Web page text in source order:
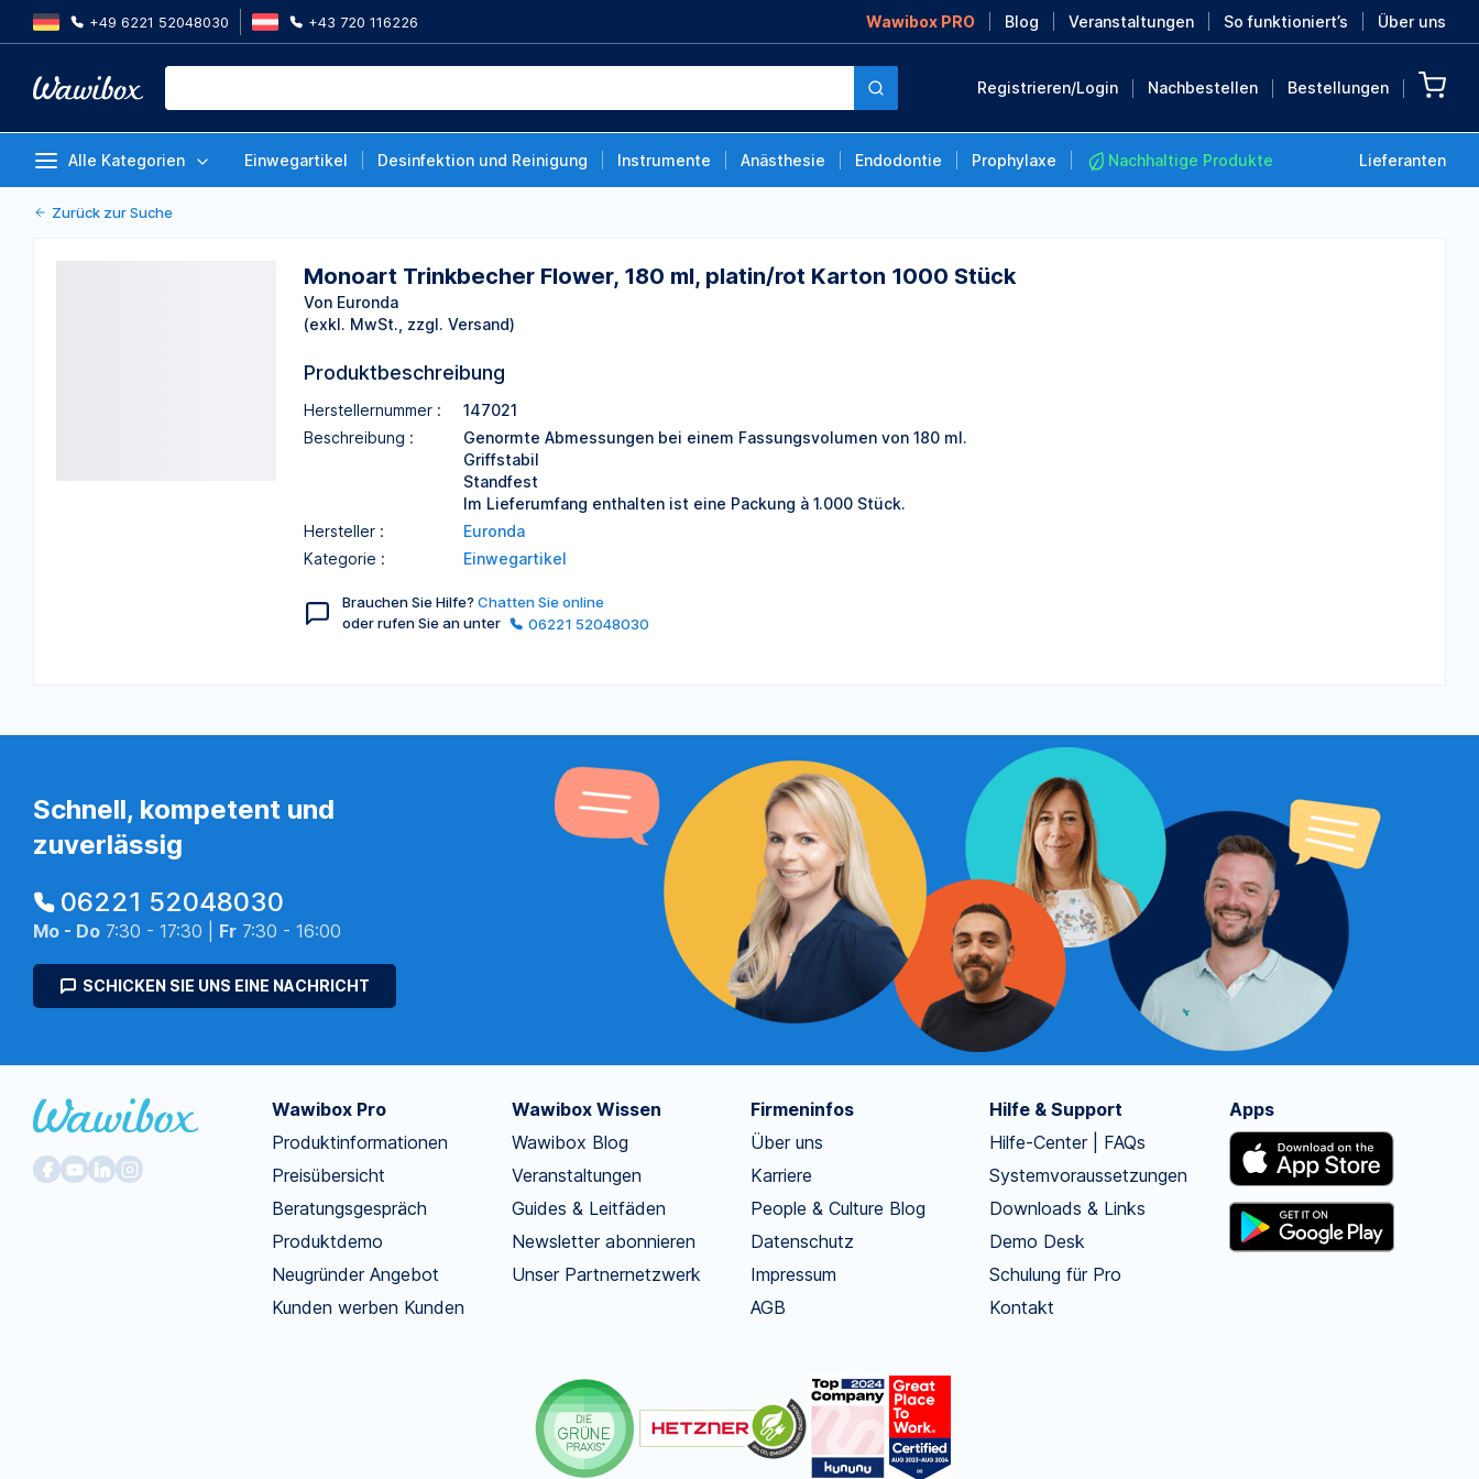
+49 6221 52048030 +43 720 116226 Wawibox PRO Blog Veranstaltungen So funktioniert’s Über uns
Registrieren/Login Nachbestellen Bestellungen
Alle Kategorien Einwegartikel Desinfektion und Reinigung Instrumente Anästhesie Endodontie Prophylaxe Nachhaltige Produkte Lieferanten
Monoart Trinkbecher Flower, 180 ml, platin/rot Karton
Zurück zur Suche
Monoart Trinkbecher Flower, 180 ml, platin/rot Karton 1000 Stück
Von Euronda
(exkl. MwSt., zzgl. Versand)
Produktbeschreibung
Herstellernummer :
147021
Beschreibung :
Genormte Abmessungen bei einem Fassungsvolumen von 180 ml.
Griffstabil
Standfest
Im Lieferumfang enthalten ist eine Packung à 1.000 Stück.
Hersteller :
Euronda
Kategorie :
Einwegartikel
Brauchen Sie Hilfe? Chatten Sie online
oder rufen Sie an unter
06221 52048030
Schnell, kompetent und
zuverlässig
06221 52048030
Mo - Do 7:30 - 17:30 | Fr 7:30 - 16:00
SCHICKEN SIE UNS EINE NACHRICHT
Wawibox Pro
Produktinformationen
Preisübersicht
Beratungsgespräch
Produktdemo
Neugründer Angebot
Kunden werben Kunden
Wawibox Wissen
Wawibox Blog
Veranstaltungen
Guides & Leitfäden
Newsletter abonnieren
Unser Partnernetzwerk
Firmeninfos
Über uns
Karriere
People & Culture Blog
Datenschutz
Impressum
AGB
Hilfe & Support
Hilfe-Center | FAQs
Systemvoraussetzungen
Downloads & Links
Demo Desk
Schulung für Pro
Kontakt
Apps